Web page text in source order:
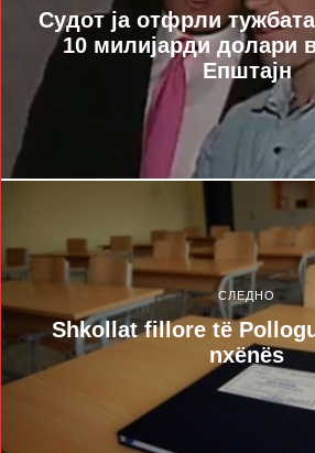
Судот ја отфрли
10 милијарди долари
Епштајн
СЛЕДНО
Shkollat fillore të
nxënës